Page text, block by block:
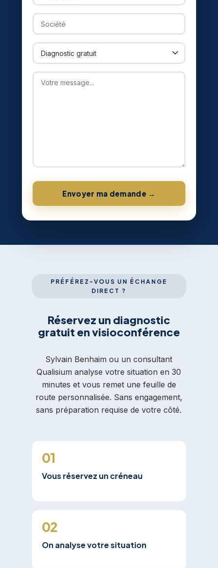
PRÉFÉREZ-VOUS UN ÉCHANGE
DIRECT ?
Réservez un diagnostic
gratuit en visioconférence
Sylvain Benhaim ou un consultant
Qualisium analyse votre situation en 30
minutes et vous remet une feuille de
route personnalisée. Sans engagement,
sans préparation requise de votre côté.
01
Vous réservez un créneau
02
On analyse votre situation